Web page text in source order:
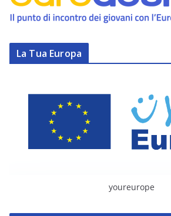
La Tua Europa
youreurope